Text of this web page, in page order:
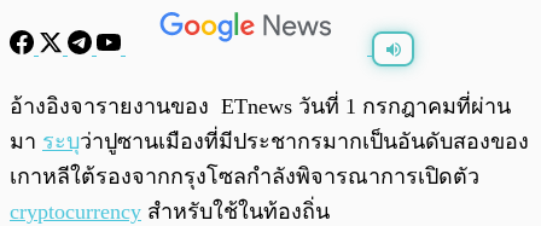
0:00
อ้างอิงจารายงานของ ETnews วันที่ 1 กรกฎาคมที่ผ่าน
มา ระบุว่าปูซานเมืองที่มีประชากรมากเป็นอันดับสองของ
เกาหลีใต้รองจากกรุงโซลกำลังพิจารณาการเปิดตัว
cryptocurrency สำหรับใช้ในท้องถิ่น